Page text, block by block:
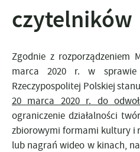
czytelników
Zgodnie z rozporządzeniem
marca 2020 r. w sprawie
Rzeczypospolitej Polskiej
20 marca 2020 r. do
ograniczenie działalności
zbiorowymi formami kultury i
lub nagrań wideo w kinach,